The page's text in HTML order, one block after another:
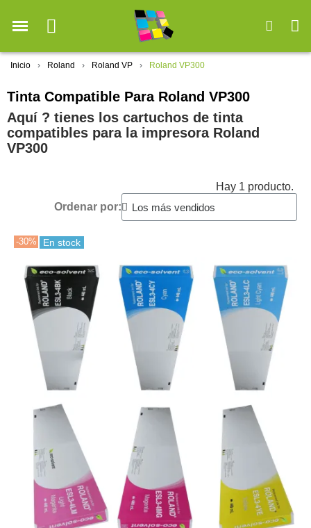
Inicio Roland Roland VP Roland VP300
Tinta Compatible Para Roland VP300
Aquí ? tienes los cartuchos de tinta
compatibles para la impresora Roland
VP300
Hay 1 producto.
Ordenar por:
-30% En stock